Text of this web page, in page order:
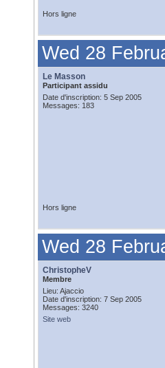
Hors ligne
Wed 28
Le Masson
Participant assidu
Date d'inscription: 5 Sep 2005
Messages: 183
Hors ligne
Wed 28
ChristopheV
Membre
Lieu: Ajaccio
Date d'inscription: 7 Sep 2005
Messages: 3240
Site web